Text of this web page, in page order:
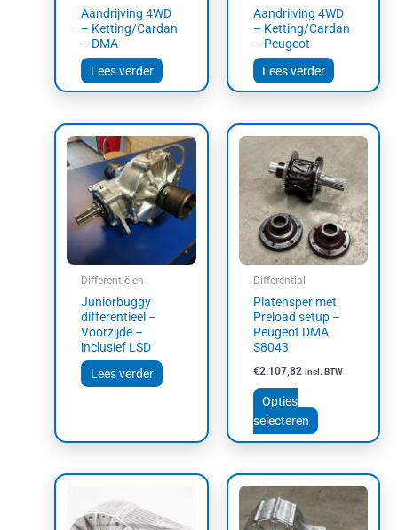
Aandrijving 4WD
– Ketting/Cardan
– DMA
Lees verder
Aandrijving 4WD
– Ketting/Cardan
– Peugeot
Lees verder
Differentiëlen
Juniorbuggy
differentieel –
Voorzijde –
inclusief LSD
Lees verder
Differential
Platensper met
Preload setup –
Peugeot DMA
S8043
€2.107,82 incl. BTW
Opties
selecteren
Dit
product
heeft
meerdere
variaties.
Deze
optie
worden
op